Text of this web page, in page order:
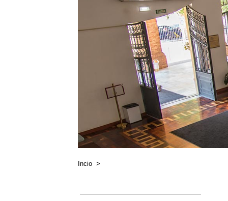
Incio >